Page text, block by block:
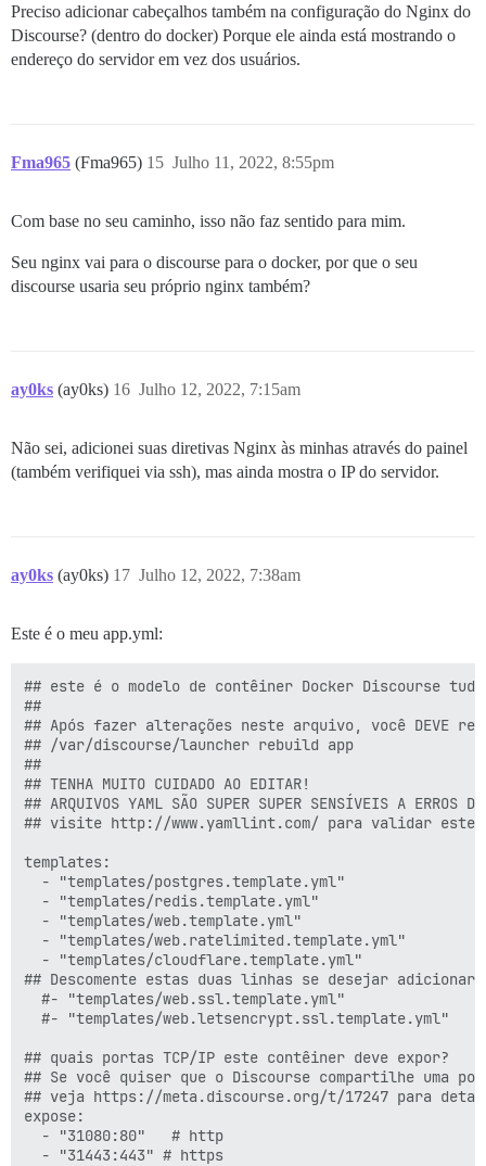
Preciso adicionar cabeçalhos também na configuração do Nginx do
Discourse? (dentro do docker) Porque ele ainda está mostrando o
endereço do servidor em vez dos usuários.
Fma965 (Fma965) Julho 11, 2022, 8:55pm
15
Com base no seu caminho, isso não faz sentido para mim.
Seu nginx vai para o discourse para o docker, por que o seu
discourse usaria seu próprio nginx também?
ay0ks (ay0ks) Julho 12, 2022, 7:15am
16
Não sei, adicionei suas diretivas Nginx às minhas através do painel
(também verifiquei via ssh), mas ainda mostra o IP do servidor.
ay0ks (ay0ks) Julho 12, 2022, 7:38am
17
Este é o meu app.yml:
## este é o modelo de contêiner Docker Discourse tudo-
##
## Após fazer alterações neste arquivo, você DEVE
## /var/discourse/launcher rebuild app
##
## TENHA MUITO CUIDADO AO EDITAR!
## ARQUIVOS YAML SÃO SUPER SUPER SENSÍVEIS A ERROS DE
## visite http://www.yamllint.com/ para validar este
templates:
  - "templates/postgres.template.yml"
  - "templates/redis.template.yml"
  - "templates/web.template.yml"
  - "templates/web.ratelimited.template.yml"
  - "templates/cloudflare.template.yml"
## Descomente estas duas linhas se desejar
  #- "templates/web.ssl.template.yml"
  #- "templates/web.letsencrypt.ssl.template.yml"
## quais portas TCP/IP este contêiner deve expor?
## Se você quiser que o Discourse compartilhe uma
## veja https://meta.discourse.org/t/17247 para
expose:
  - "31080:80"   # http
  - "31443:443" # https